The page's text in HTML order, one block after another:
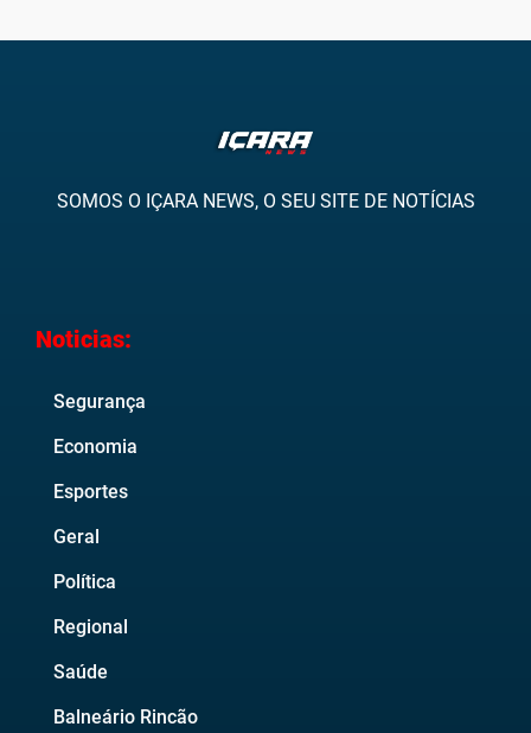
SOMOS O IÇARA NEWS, O SEU SITE DE NOTÍCIAS
Noticias:
Segurança
Economia
Esportes
Geral
Política
Regional
Saúde
Balneário Rincão